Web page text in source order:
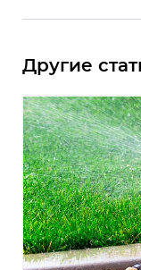
Другие